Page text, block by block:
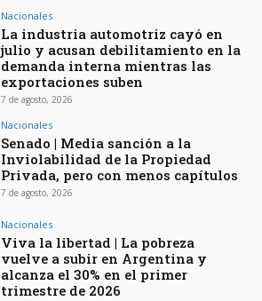
Nacionales
La industria automotriz cayó en
julio y acusan debilitamiento en la
demanda interna mientras las
exportaciones suben
7 de agosto, 2026
Nacionales
Senado | Media sanción a la
Inviolabilidad de la Propiedad
Privada, pero con menos capítulos
7 de agosto, 2026
Nacionales
Viva la libertad | La pobreza
vuelve a subir en Argentina y
alcanza el 30% en el primer
trimestre de 2026